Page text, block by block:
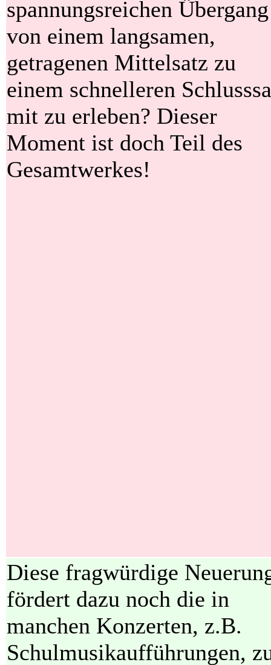
spannungsreichen Übergang
von einem langsamen,
getragenen Mittelsatz zu
einem schnelleren
mit zu erleben? Dieser
Moment ist doch Teil des
Gesamtwerkes!
Diese fragwürdige
fördert dazu noch die in
manchen Konzerten, z.B.
Schulmusikaufführungen,